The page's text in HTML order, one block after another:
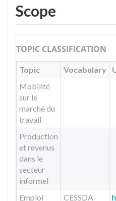
Scope
TOPIC CLASSIFICATION
Topic Vocabulary
Mobilité
sur le
marché du
travail
Production
et revenus
dans le
secteur
informel
Emploi
CESSDA